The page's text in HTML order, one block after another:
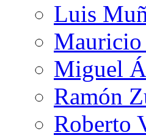
Luis
Mauricio
Miguel
Ramón
Roberto